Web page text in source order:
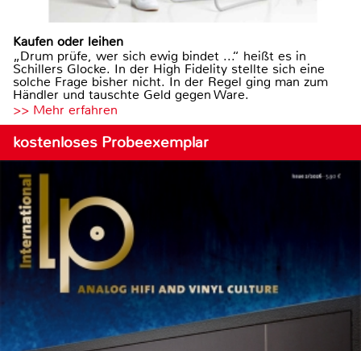
Kaufen oder leihen
„Drum prüfe, wer sich ewig bindet ...“ heißt es in
Schillers Glocke. In der High Fidelity stellte sich eine
solche Frage bisher nicht. In der Regel ging man zum
Händler und tauschte Geld gegen Ware.
>> Mehr erfahren
kostenloses Probeexemplar